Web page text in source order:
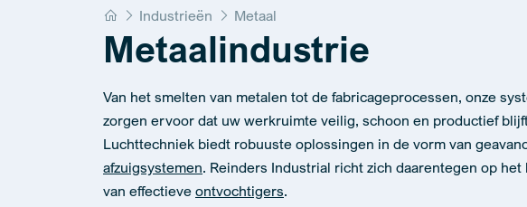
Home
Industrieën Metaal
Metaalindustrie
Van het smelten van metalen tot de fabricageprocessen, onze
zorgen ervoor dat uw werkruimte veilig, schoon en productief
Luchttechniek biedt robuuste oplossingen in de vorm van
afzuigsystemen. Reinders Industrial richt zich daarentegen op het
van effectieve ontvochtigers.